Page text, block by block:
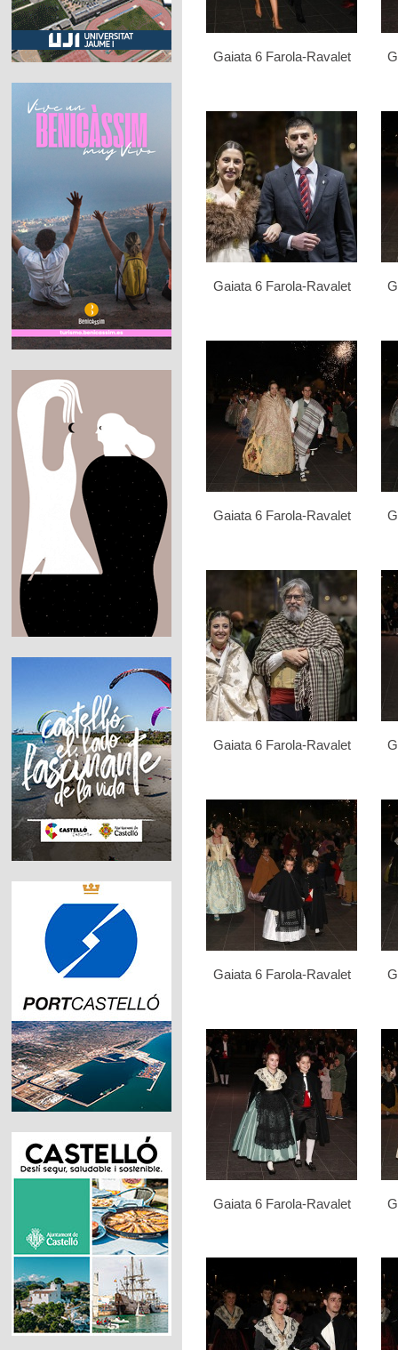
Gaiata 6 Farola-Ravalet
Gaiata 6 Farola-Ravalet
Gaiata 6 Farola-Ravalet
Gaiata 6 Farola-Ravalet
Gaiata 6 Farola-Ravalet
Gaiata 6 Farola-Ravalet